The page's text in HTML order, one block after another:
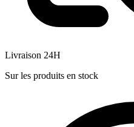
Livraison 24H
Sur les produits en stock